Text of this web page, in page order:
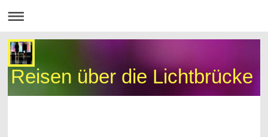
Reisen über die Lichtbrücke